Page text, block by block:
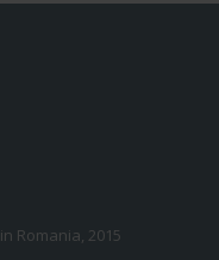
Romania, 2015